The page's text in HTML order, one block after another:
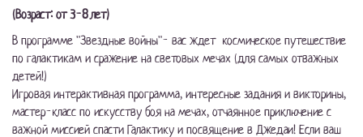
(Возраст: от 3-8 лет)
В программе "Звездные войны"- вас ждет космическое путешествие
по галактикам и сражение на световых мечах (для самых отважных
детей!)
Игровая интерактивная программа, интересные задания и викторины,
мастер-класс по искусству боя на мечах, отчаянное приключение с
важной миссией спасти Галактику и посвящение в Джедаи! Если ваш